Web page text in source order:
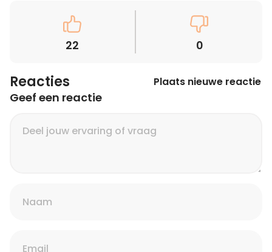
22 0
Reacties Plaats nieuwe reactie
Geef een reactie